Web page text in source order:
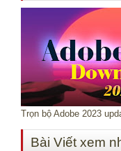
Trọn bộ Adobe 2023
Bài Viết xem